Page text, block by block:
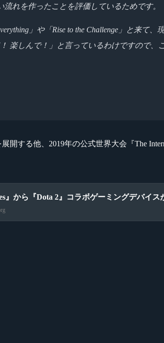
れを作ったことを評価しているためです。
」や「Rise to the Challenge」と来て
しんで！」と言っているわけですので、
開する他、2019年の公式世界大会『The
』から『Dota 2』コラボゲーミングデバイ